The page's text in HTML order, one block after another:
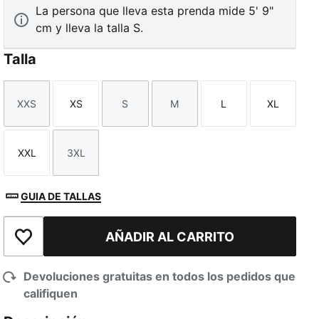
La persona que lleva esta prenda mide 5' 9"
cm y lleva la talla S.
Talla
Talla
XXS
Talla
XS
Talla
S
Talla
M
Talla
L
Talla
XL
Talla
XXL
Talla
3XL
GUIA DE TALLAS
Añadir a la lista de deseosAÑADIR AL CARRITO
Devoluciones gratuitas en todos los pedidos que
califiquen